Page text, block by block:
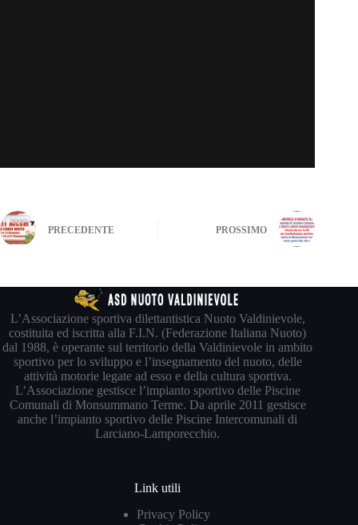
PRECEDENTE PROSSIMO
L’Associazione sportiva dilettantistica Nuoto Valdinievole,
costituita ed iscritta alla F.I.N. (Federazione Italiana Nuoto)
dal 1988, è operante sul territorio della Valdinievole in ambito
sportivo per lo sviluppo e l’insegnamento del nuoto, delle
attività motorie legate ad esso e della cultura sportiva.
L’Associazione gestisce l’impianto sportivo delle Piscine
Comunali di Monsummano Terme. Da aprile 2011 gestisce
anche l’impianto sportivo delle Piscine Intercomunali di
Larciano-Lamporecchio.
Link utili
Privacy Policy